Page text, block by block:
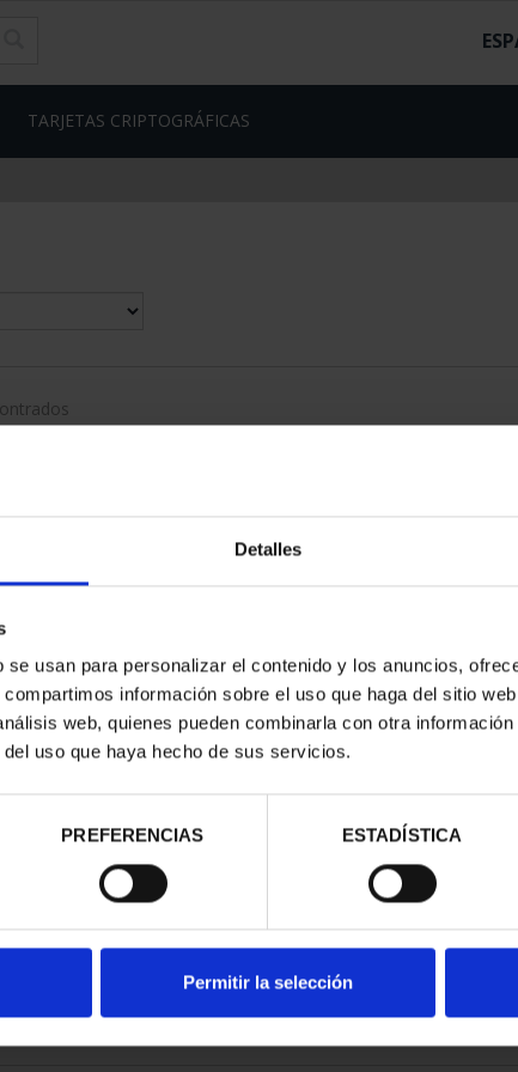
Detalles
usan para personalizar el contenido y los anuncios,
información sobre el uso que haga del sitio
web, quienes pueden combinarla con otra
uso que haya hecho de sus servicios.
PREFERENCIAS ESTADÍSTICA
Permitir la selección
TARJETAS CRIPTOGRÁFICAS
FELIPE VI